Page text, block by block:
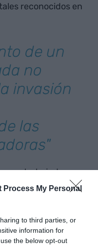
Process My Personal
to third parties, or
information for
the below opt-out
reconocidos en
de un
no
invasión
las
trabajadora
el detalle necesario
horario
podrá efectuar la
departamento